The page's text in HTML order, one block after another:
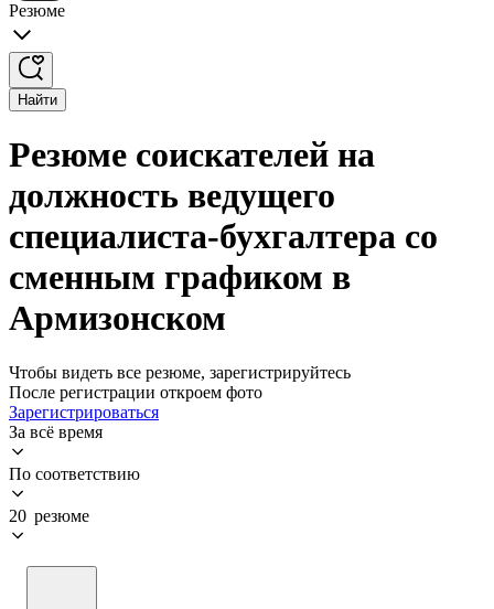
Резюме
Найти
Резюме соискателей на
должность ведущего
специалиста-бухгалтера со
сменным графиком в
Армизонском
Чтобы видеть все резюме, зарегистрируйтесь
После регистрации откроем фото
Зарегистрироваться
За всё время
По соответствию
20 резюме